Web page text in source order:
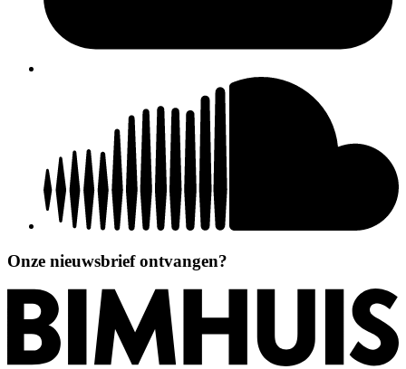
Onze nieuwsbrief ontvangen?